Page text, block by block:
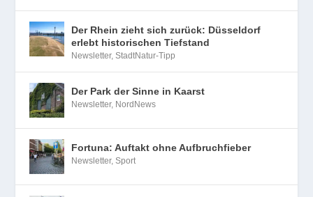
Der Rhein zieht sich zurück: Düsseldorf
erlebt historischen Tiefstand
Newsletter,StadtNatur-Tipp
Der Park der Sinne in Kaarst
Newsletter, NordNews
Fortuna: Auftakt ohne Aufbruchfieber
Newsletter,Sport